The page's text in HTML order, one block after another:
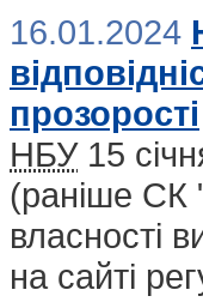
16.01.2024
прозорості
НБУ15
(раніше СК
власності
на сайті